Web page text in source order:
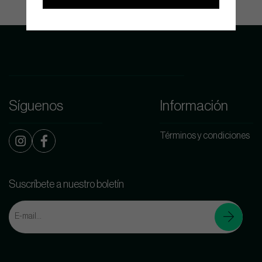
Síguenos Información
Términos y condiciones
Suscríbete a nuestro boletín